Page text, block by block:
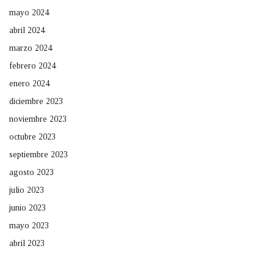
mayo 2024
abril 2024
marzo 2024
febrero 2024
enero 2024
diciembre 2023
noviembre 2023
octubre 2023
septiembre 2023
agosto 2023
julio 2023
junio 2023
mayo 2023
abril 2023